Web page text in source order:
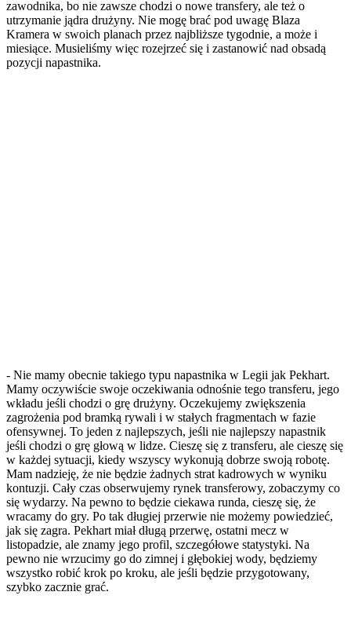
zawodnika, bo nie zawsze chodzi o nowe transfery, ale też o
utrzymanie jądra drużyny. Nie mogę brać pod uwagę Blaza
Kramera w swoich planach przez najbliższe tygodnie, a może i
miesiące. Musieliśmy więc rozejrzeć się i zastanowić nad obsadą
pozycji napastnika.
- Nie mamy obecnie takiego typu napastnika w Legii jak Pekhart.
Mamy oczywiście swoje oczekiwania odnośnie tego transferu, jego
wkładu jeśli chodzi o grę drużyny. Oczekujemy zwiększenia
zagrożenia pod bramką rywali i w stałych fragmentach w fazie
ofensywnej. To jeden z najlepszych, jeśli nie najlepszy napastnik
jeśli chodzi o grę głową w lidze. Cieszę się z transferu, ale cieszę się
w każdej sytuacji, kiedy wszyscy wykonują dobrze swoją robotę.
Mam nadzieję, że nie będzie żadnych strat kadrowych w wyniku
kontuzji. Cały czas obserwujemy rynek transferowy, zobaczymy co
się wydarzy. Na pewno to będzie ciekawa runda, cieszę się, że
wracamy do gry. Po tak długiej przerwie nie możemy powiedzieć,
jak się zagra. Pekhart miał długą przerwę, ostatni mecz w
listopadzie, ale znamy jego profil, szczegółowe statystyki. Na
pewno nie wrzucimy go do zimnej i głębokiej wody, będziemy
wszystko robić krok po kroku, ale jeśli będzie przygotowany,
szybko zacznie grać.